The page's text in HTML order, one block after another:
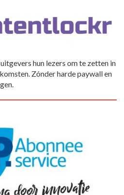
hun lezers om te zetten in
Zónder harde paywall en